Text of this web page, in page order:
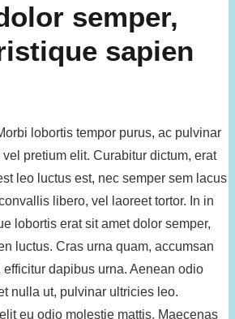
semper,
sapien
lobortis tempor purus, ac pulvinar
pretium elit. Curabitur dictum, erat
leo luctus est, nec semper sem lacus
libero, vel laoreet tortor. In in
lobortis erat sit amet dolor semper,
luctus. Cras urna quam, accumsan
dapibus urna. Aenean odio
nulla ut, pulvinar ultricies leo.
eu odio molestie mattis. Maecenas